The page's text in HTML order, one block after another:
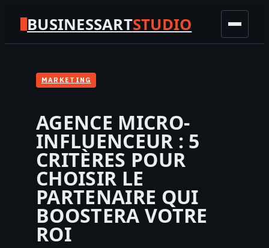
BUSINESSARTSTUDIO
FINANCE
TECH
GAMING
MARKETING
AGENCE MICRO-
INFLUENCEUR : 5
CRITÈRES POUR
CHOISIR LE
PARTENAIRE QUI
BOOSTERA VOTRE
ROI